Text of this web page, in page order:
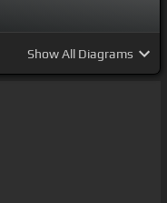
ShowAll Diagrams